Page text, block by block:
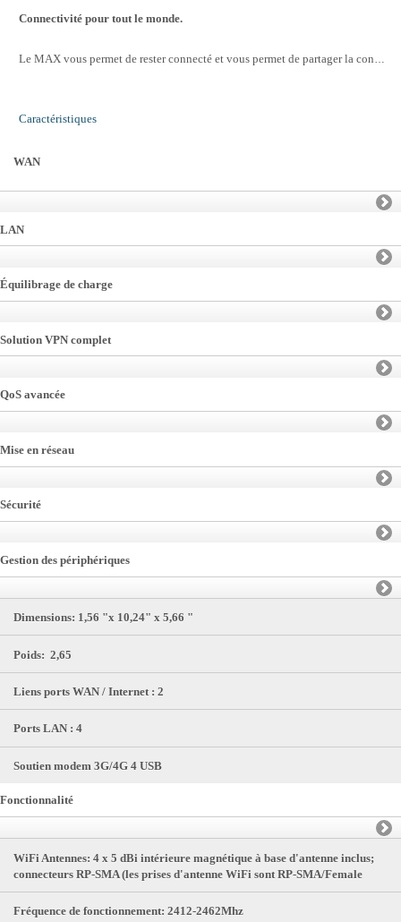
Connectivité pour tout le monde.
Le MAX vous permet de rester connecté et vous permet de partager la connexion avec d'autres appareils et ordinateurs. Le MAX comporte un serveur DHCP intégré, un accès Wi-Fi Point, et un commutateur Ethernet 4 ports, vous permettant de partager une connectivité transparente et sécurisée avec tous les utilisateurs à proximité.
Caractéristiques
WAN
LAN
Équilibrage de charge
Solution VPN complet
QoS avancée
Mise en réseau
Sécurité
Gestion des périphériques
Dimensions: 1,56 "x 10,24" x 5,66 "
Poids: 2,65
Liens ports WAN / Internet : 2
Ports LAN : 4
Soutien modem 3G/4G 4 USB
Fonctionnalité
WiFi Antennes: 4 x 5 dBi intérieure magnétique à base d'antenne inclus;
connecteurs RP-SMA (les prises d'antenne WiFi sont RP-SMA/Female
Fréquence de fonctionnement: 2412-2462Mhz